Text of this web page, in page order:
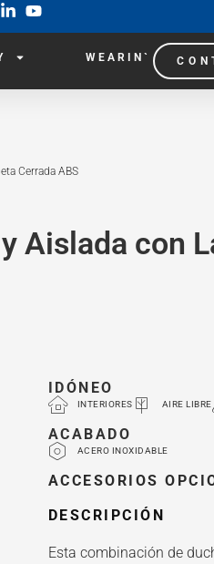
WEARIN`
Cerrada ABS
Aislada con
IDÓNEO
INTERIORES AIRE LIBRE
ACABADO
ACERO INOXIDABLE
ACCESORIOS
DESCRIPCIÓN
Esta combinación de